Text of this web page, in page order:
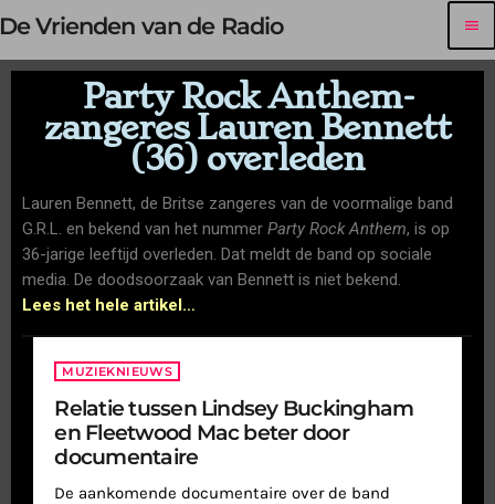
De Vrienden van de Radio menu
Party Rock Anthem-
zangeres Lauren Bennett
(36) overleden
Lauren Bennett, de Britse zangeres van de voormalige band
G.R.L. en bekend van het nummer Party Rock Anthem, is op
36-jarige leeftijd overleden. Dat meldt de band op sociale
media. De doodsoorzaak van Bennett is niet bekend.
Lees het hele artikel…
MUZIEKNIEUWS
Relatie tussen Lindsey Buckingham
en Fleetwood Mac beter door
documentaire
De aankomende documentaire over de band